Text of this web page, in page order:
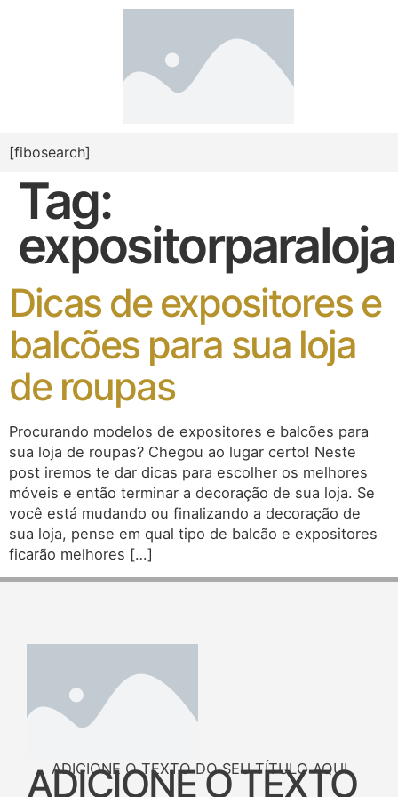
[fibosearch]
Tag:
expositorparaloja
Dicas de expositores e
balcões para sua loja
de roupas
Procurando modelos de expositores e balcões para
sua loja de roupas? Chegou ao lugar certo! Neste
post iremos te dar dicas para escolher os melhores
móveis e então terminar a decoração de sua loja. Se
você está mudando ou finalizando a decoração de
sua loja, pense em qual tipo de balcão e expositores
ficarão melhores […]
ADICIONE O TEXTO DO SEU TÍTULO AQUI
ADICIONE O TEXTO